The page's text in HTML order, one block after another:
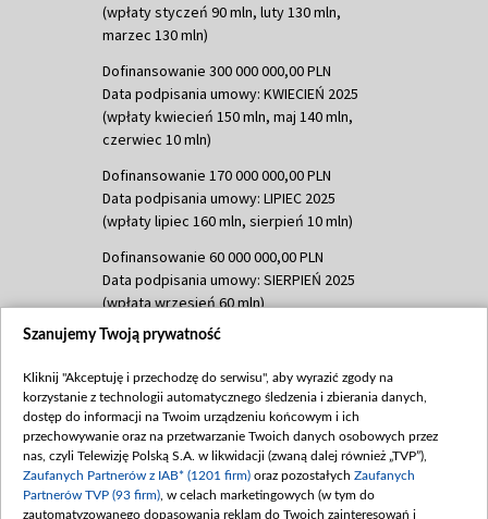
(wpłaty styczeń 90 mln, luty 130 mln,
marzec 130 mln)
Dofinansowanie 300 000 000,00 PLN
Data podpisania umowy: KWIECIEŃ 2025
(wpłaty kwiecień 150 mln, maj 140 mln,
czerwiec 10 mln)
Dofinansowanie 170 000 000,00 PLN
Data podpisania umowy: LIPIEC 2025
(wpłaty lipiec 160 mln, sierpień 10 mln)
Dofinansowanie 60 000 000,00 PLN
Data podpisania umowy: SIERPIEŃ 2025
(wpłata wrzesień 60 mln)
Dofinansowanie 635 783 051,21 PLN
(wpłata wrzesień 100 mln, październik 350
mln, listopad 265 mln)
Dofinansowanie 48 862 000,00 PLN
Data podpisania umowy: GRUDZIEŃ 2025
(wpłata grudzień 60,548 mln)
Szanujemy Twoją prywatność
Kliknij "Akceptuję i przechodzę do serwisu", aby wyrazić zgody na
korzystanie z technologii automatycznego śledzenia i zbierania danych,
dostęp do informacji na Twoim urządzeniu końcowym i ich
przechowywanie oraz na przetwarzanie Twoich danych osobowych przez
nas, czyli Telewizję Polską S.A. w likwidacji (zwaną dalej również „TVP”),
Zaufanych Partnerów z IAB* (1201 firm) oraz pozostałych Zaufanych
Partnerów TVP (93 firm) , w celach marketingowych (w tym do
zautomatyzowanego dopasowania reklam do Twoich zainteresowań i